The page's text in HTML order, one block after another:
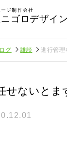
ジ制作会社
ゴロデザイン
グ 雑談 進行管
せないと